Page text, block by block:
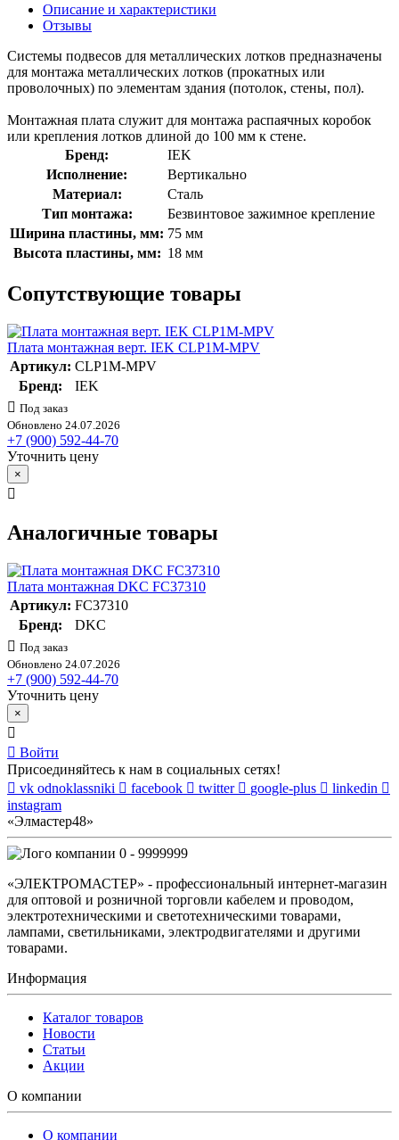
Описание и характеристики
Отзывы
Системы подвесов для металлических лотков предназначены
для монтажа металлических лотков (прокатных или
проволочных) по элементам здания (потолок, стены, пол).
Монтажная плата служит для монтажа распаячных коробок
или крепления лотков длиной до 100 мм к стене.
Бренд:
IEK
Исполнение:
Вертикально
Материал:
Сталь
Тип монтажа:
Безвинтовое зажимное крепление
Ширина пластины, мм: 75 мм
Высота пластины, мм: 18 мм
Сопутствующие товары
Плата монтажная верт. IEK CLP1M-MPV
Артикул: CLP1M-MPV
Бренд:
IEK
Под заказ
Обновлено 24.07.2026
+7 (900) 592-44-70
Уточнить цену
×
Аналогичные товары
Плата монтажная DKC FC37310
Артикул: FC37310
Бренд:
DKC
Под заказ
Обновлено 24.07.2026
+7 (900) 592-44-70
Уточнить цену
×
Войти
Присоединяйтесь к нам в социальных сетях!
vk odnoklassniki facebook twitter google-plus
linkedin
instagram
«Элмастер48»
0 - 9999999
«ЭЛЕКТРОМАСТЕР» - профессиональный интернет-магазин
для оптовой и розничной торговли кабелем и проводом,
электротехническими и светотехническими товарами,
лампами, светильниками, электродвигателями и другими
товарами.
Информация
Каталог товаров
Новости
Статьи
Акции
О компании
О компании